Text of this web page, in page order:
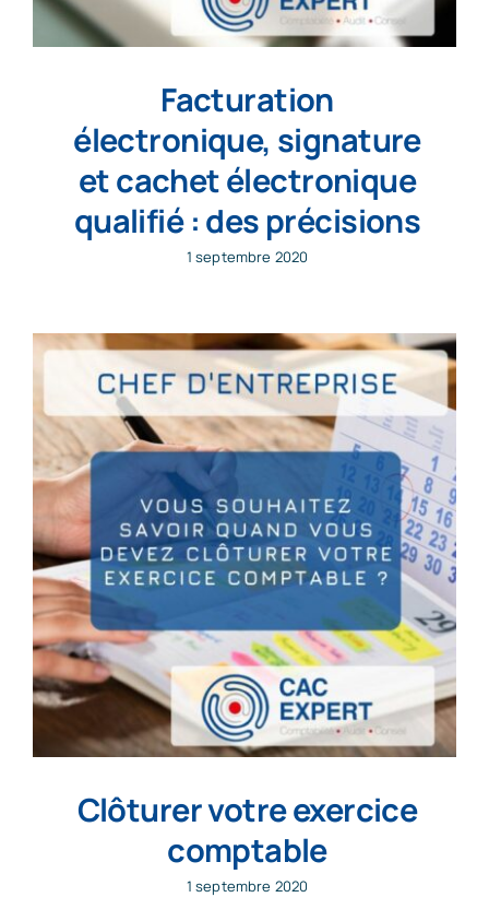
Facturation
électronique, signature
et cachet électronique
qualifié : des précisions
1 septembre 2020
Clôturer votre exercice
comptable
1 septembre 2020